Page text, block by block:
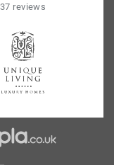
37 reviews